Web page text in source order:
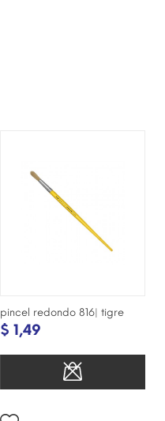
pincel redondo 816| tigre
$ 1,49